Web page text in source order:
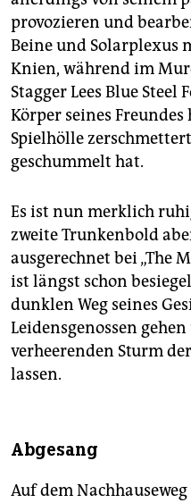
provozieren und
Beine und Solarplexus
Knien, während im
Stagger Lees Blue
Körper seines
Spielhölle
geschummelt hat.
Es ist nun merklich
zweite Trunkenbold
ausgerechnet bei „The
ist längst schon
dunklen Weg seines
Leidensgenossen
verheerenden Sturm
lassen.
Abgesang
Auf dem